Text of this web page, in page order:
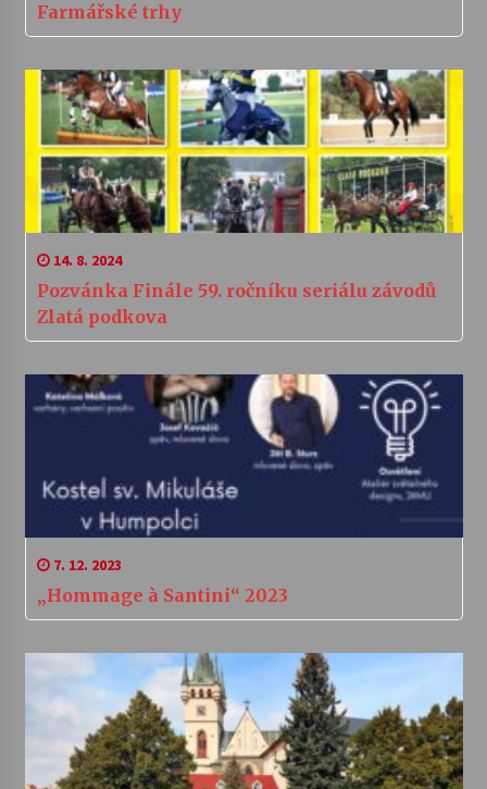
Farmářské trhy
14. 8. 2024
Pozvánka Finále 59. ročníku seriálu závodů
Zlatá podkova
7. 12. 2023
„Hommage à Santini“ 2023